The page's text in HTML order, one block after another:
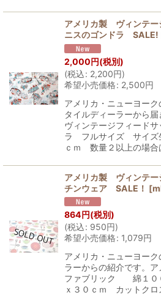
アメリカ製 ヴィンテ
ニスのゴンドラ SALE!
2,000円(税別)
(税込: 2,200円)
希望小売価格: 2,500円
アメリカ・ニューヨー
タイルディーラーから
ヴィンテージフィード
ラ フルサイズ サイズ
ｃｍ 数量２以上の場
アメリカ製 ヴィンテ
チンウェア SALE！ [
864円(税別)
(税込: 950円)
希望小売価格: 1,079円
アメリカ・ニューヨー
ラーからの紹介です。
ファブリック 綿１０
ｘ３０ｃｍ カットクロ